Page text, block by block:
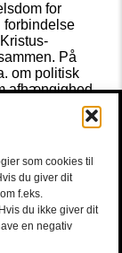
som cookies til
du giver dit
f.eks.
du ikke giver dit
en negativ
for
forbindelse
På
om politisk
afhængighed
hvordan det
HALKEN